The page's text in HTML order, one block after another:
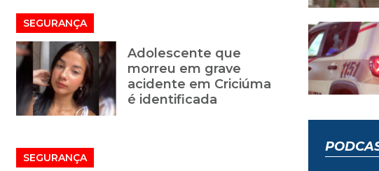
SEGURANÇA
Adolescente que
morreu em grave
acidente em Criciúma
é identificada
SEGURANÇA